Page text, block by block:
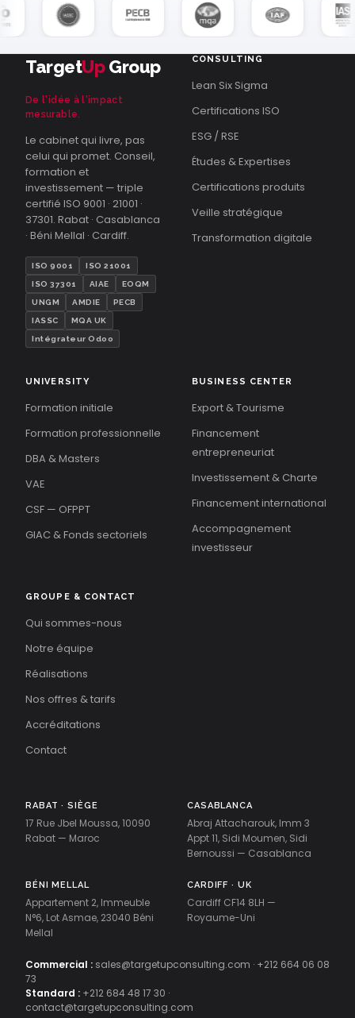
TargetUpGroup
De l'idée à l'impact
mesurable.
Le cabinet qui livre, pas
celui qui promet. Conseil,
formation et
investissement — triple
certifié ISO 9001 · 21001 ·
37301. Rabat · Casablanca
· Béni Mellal · Cardiff.
ISO 9001 ISO 21001
ISO 37301 AIAE EOQM
UNGM AMDIE PECB
IASSC MQA UK
Intégrateur Odoo
CONSULTING
Lean Six Sigma
Certifications ISO
ESG / RSE
Études & Expertises
Certifications produits
Veille stratégique
Transformation digitale
UNIVERSITY
Formation initiale
Formation professionnelle
DBA & Masters
VAE
CSF — OFPPT
GIAC & Fonds sectoriels
BUSINESS CENTER
Export & Tourisme
Financement
entrepreneuriat
Investissement & Charte
Financement international
Accompagnement
investisseur
GROUPE & CONTACT
Qui sommes-nous
Notre équipe
Réalisations
Nos offres & tarifs
Accréditations
Contact
RABAT · SIÈGE
17 Rue Jbel Moussa, 10090
Rabat — Maroc
CASABLANCA
Abraj Attacharouk, Imm 3
Appt 11, Sidi Moumen, Sidi
Bernoussi — Casablanca
BÉNI MELLAL
Appartement 2, Immeuble
N°6, Lot Asmae, 23040 Béni
Mellal
CARDIFF · UK
Cardiff CF14 8LH —
Royaume-Uni
Commercial : sales@targetupconsulting.com · +212 664 06 08
73
Standard : +212 684 48 17 30 ·
contact@targetupconsulting.com